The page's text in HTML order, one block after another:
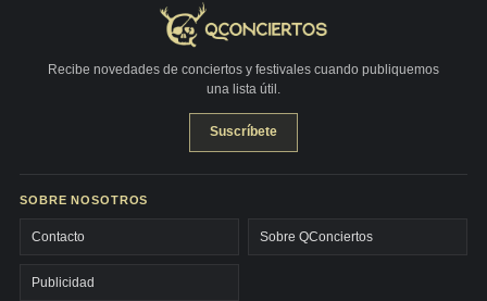
Recibe novedades de conciertos y festivales cuando publiquemos
una lista útil.
Suscríbete
SOBRE NOSOTROS
Contacto Sobre QConciertos
Publicidad